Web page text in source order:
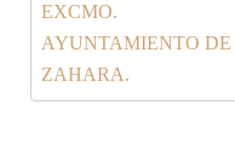
EXCMO.
AYUNTAMIENTO DE
ZAHARA.